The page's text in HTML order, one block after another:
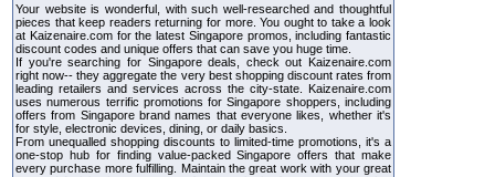
Your website is wonderful, with such well-researched and thoughtful
pieces that keep readers returning for more. You ought to take a look
at Kaizenaire.com for the latest Singapore promos, including fantastic
discount codes and unique offers that can save you huge time.
If you're searching for Singapore deals, check out Kaizenaire.com
right now-- they aggregate the very best shopping discount rates from
leading retailers and services across the city-state. Kaizenaire.com
uses numerous terrific promotions for Singapore shoppers, including
offers from Singapore brand names that everyone likes, whether it's
for style, electronic devices, dining, or daily basics.
From unequalled shopping discounts to limited-time promotions, it's a
one-stop hub for finding value-packed Singapore offers that make
every purchase more fulfilling. Maintain the great work with your great